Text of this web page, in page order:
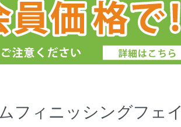
フィニッシングフェイ